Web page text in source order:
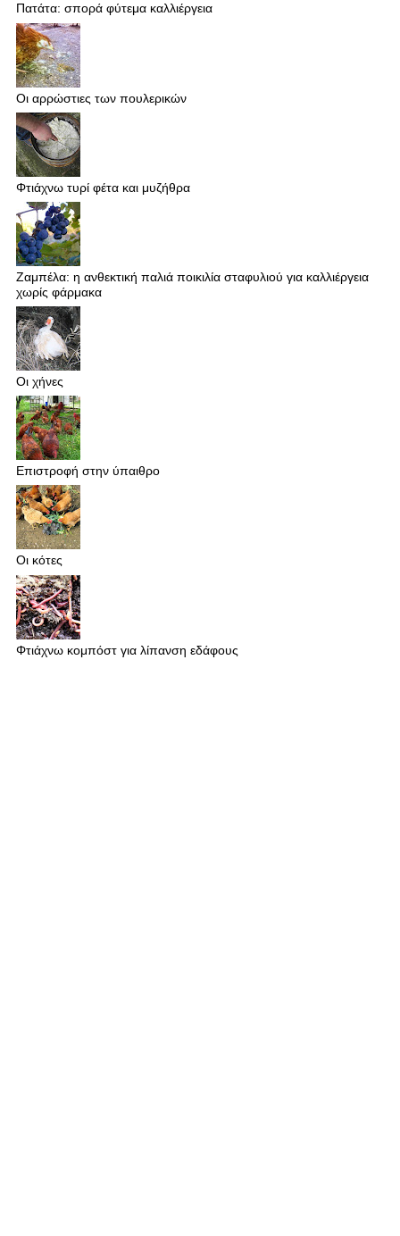
Πατάτα: σπορά φύτεμα καλλιέργεια
Οι αρρώστιες των πουλερικών
Φτιάχνω τυρί φέτα και μυζήθρα
Ζαμπέλα: η ανθεκτική παλιά ποικιλία σταφυλιού για καλλιέργεια
χωρίς φάρμακα
Οι χήνες
Επιστροφή στην ύπαιθρο
Οι κότες
Φτιάχνω κομπόστ για λίπανση εδάφους